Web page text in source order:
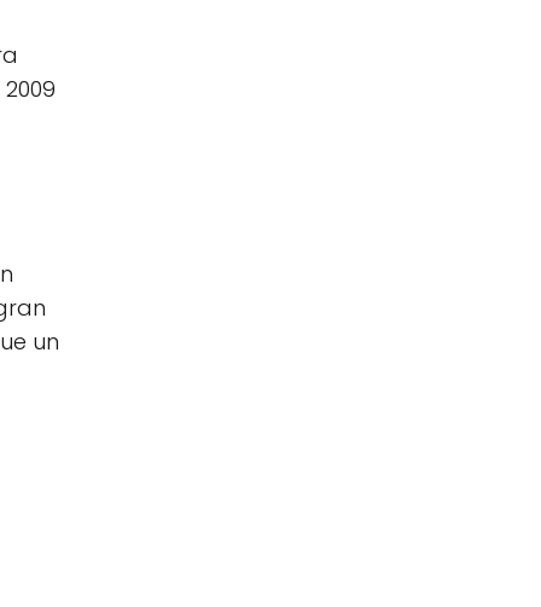
un